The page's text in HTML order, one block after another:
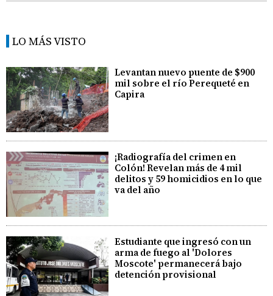
LO MÁS VISTO
Levantan nuevo puente de $900
mil sobre el río Perequeté en
Capira
¡Radiografía del crimen en
Colón! Revelan más de 4 mil
delitos y 59 homicidios en lo que
va del año
Estudiante que ingresó con un
arma de fuego al 'Dolores
Moscote' permanecerá bajo
detención provisional